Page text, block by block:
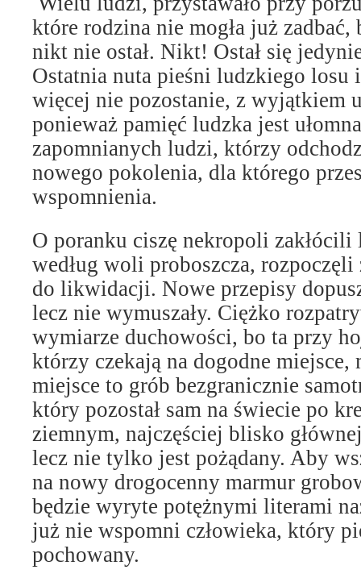
które rodzina nie mogła już
nikt nie ostał. Nikt! Ostał się
Ostatnia nuta pieśni ludzkiego
więcej nie pozostanie, z wyjątkiem
ponieważ pamięć ludzka jest
zapomnianych ludzi, którzy
nowego pokolenia, dla którego
wspomnienia.
O poranku ciszę nekropoli
według woli proboszcza,
do likwidacji. Nowe przepisy
lecz nie wymuszały. Ciężko
wymiarze duchowości, bo ta przy
którzy czekają na dogodne
miejsce to grób bezgranicznie
który pozostał sam na świecie po
ziemnym, najczęściej blisko
lecz nie tylko jest pożądany. Aby
na nowy drogocenny marmur
będzie wyryte potężnymi literami
już nie wspomni człowieka, który
pochowany.